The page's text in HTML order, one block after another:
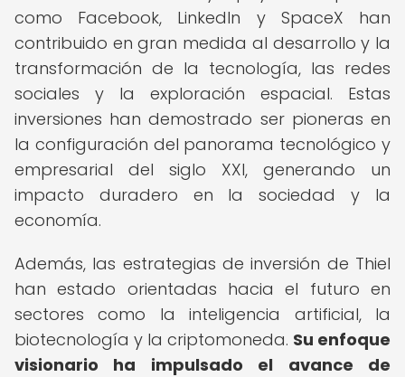
como Facebook, LinkedIn y SpaceX han
contribuido en gran medida al desarrollo y la
transformación de la tecnología, las redes
sociales y la exploración espacial. Estas
inversiones han demostrado ser pioneras en
la configuración del panorama tecnológico y
empresarial del siglo XXI, generando un
impacto duradero en la sociedad y la
economía.
Además, las estrategias de inversión de Thiel
han estado orientadas hacia el futuro en
sectores como la inteligencia artificial, la
biotecnología y la criptomoneda. Su enfoque
visionario ha impulsado el avance de